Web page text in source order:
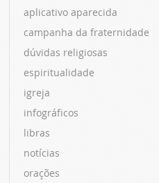
aplicativo aparecida
campanha da fraternidade
dúvidas religiosas
espiritualidade
igreja
infográficos
libras
notícias
orações